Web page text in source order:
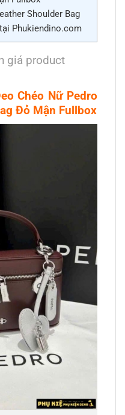
Shoulder Bag
Phukiendino.com
giá product
Chéo Nữ Pedro
Đỏ Mận Fullbox